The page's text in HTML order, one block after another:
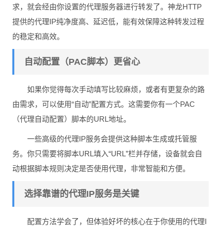
求，就会经由你设置的代理服务器进行转发了。神龙HTTP
提供的代理IP纯净度高、延迟低，能有效保障这种转发过程
的稳定和高效。
自动配置（PAC脚本）更省心
如果你觉得每次手动填写比较麻烦，或者有更复杂的路
由需求，可以使用“自动”配置方式。这需要你有一个PAC
（代理自动配置）脚本的URL地址。
一些高级的代理IP服务会提供这种脚本生成或托管服
务。你只需要将脚本URL填入“URL”栏并存储，设备就会自
动根据脚本规则决定是否使用代理，非常智能和方便。
选择靠谱的代理IP服务是关键
配置方法学会了，但体验好坏的核心在于你使用的代理I